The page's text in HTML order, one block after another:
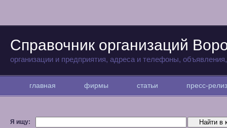
Справочник организаций
организации и предприятия, адреса и телефоны,
главная фирмы статьи пресс-
Я ищу: